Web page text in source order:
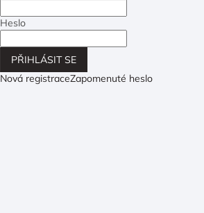
Heslo
PŘIHLÁSIT SE
Nová registraceZapomenuté heslo